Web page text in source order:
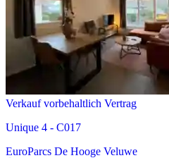
Verkauf vorbehaltlich Vertrag
Unique 4 - C017
EuroParcs De Hooge Veluwe